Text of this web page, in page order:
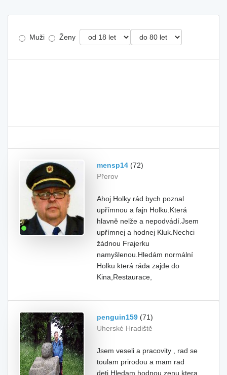
Muži Ženy
mensp14 (72)
Přerov
Ahoj Holky rád bych poznal
upřímnou a fajn Holku.Která
hlavně nelže a nepodvádí.Jsem
upřímnej a hodnej Kluk.Nechci
žádnou Frajerku
namyšlenou.Hledám normální
Holku která ráda zajde do
Kina,Restaurace,
penguin159 (71)
Uherské Hradiště
Jsem veseli a pracovity , rad se
toulam prirodou a mam rad
deti.Hledam hodnou zenu ktera